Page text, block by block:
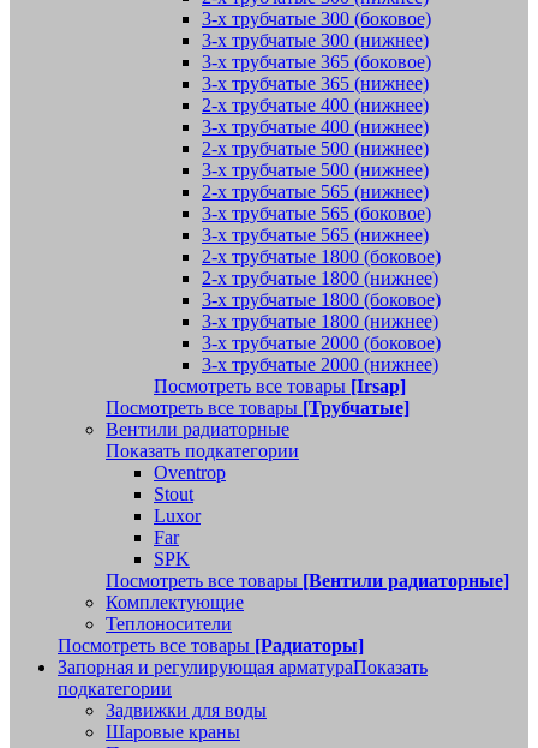
3-х трубчатые 300 (боковое)
3-х трубчатые 300 (нижнее)
3-х трубчатые 365 (боковое)
3-х трубчатые 365 (нижнее)
2-х трубчатые 400 (нижнее)
3-х трубчатые 400 (нижнее)
2-х трубчатые 500 (нижнее)
3-х трубчатые 500 (нижнее)
2-х трубчатые 565 (нижнее)
3-х трубчатые 565 (боковое)
3-х трубчатые 565 (нижнее)
2-х трубчатые 1800 (боковое)
2-х трубчатые 1800 (нижнее)
3-х трубчатые 1800 (боковое)
3-х трубчатые 1800 (нижнее)
3-х трубчатые 2000 (боковое)
3-х трубчатые 2000 (нижнее)
Посмотреть все товары [Irsap]
Посмотреть все товары [Трубчатые]
Вентили радиаторные
Показать подкатегории
Oventrop
Stout
Luxor
Far
SPK
Посмотреть все товары [Вентили радиаторные]
Комплектующие
Теплоносители
Посмотреть все товары [Радиаторы]
Запорная и регулирующая арматураПоказать
подкатегории
Задвижки для воды
Шаровые краны